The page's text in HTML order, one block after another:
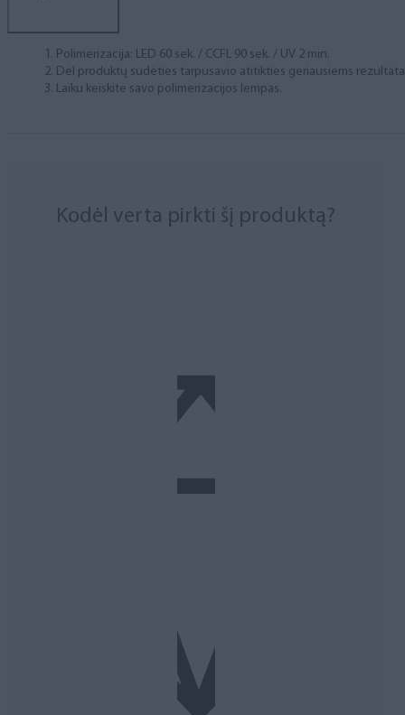
Polimerizacija: LED 60 sek. / CCFL 90 sek. / UV 2 min.
Dėl produktų sudėties tarpusavio atitikties geriausiems
Laiku keiskite savo polimerizacijos lempas.
Kodėl verta pirkti šį produktą?